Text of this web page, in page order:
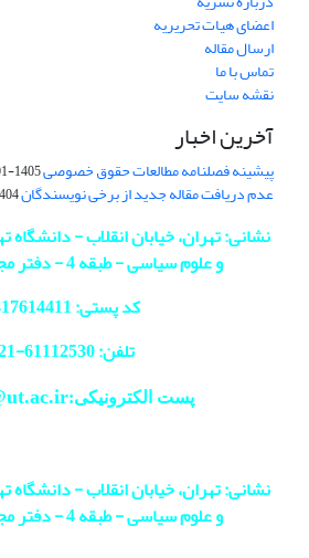
اعضای هیات تحریریه
ارسال مقاله
تماس با ما
نقشه سایت
آخرین اخبار
پیشینه فصلنامه مطالعات حقوق خصوصی1405-01-01
عدم دریافت مقاله جدید از برخی نویسندگان03-20
نشانی: تهران، خیابان انقلاب -
و علوم سیاسی - طبقه 4 - دفتر مجله - اتاق 413
کد پستی: 1417614411
تلفن: 61112530-
پست الکترونیکی:lawmag
نشانی: تهران، خیابان انقلاب -
و علوم سیاسی - طبقه 4 - دفتر مجله - اتاق 413